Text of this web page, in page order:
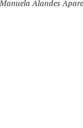
Alandes